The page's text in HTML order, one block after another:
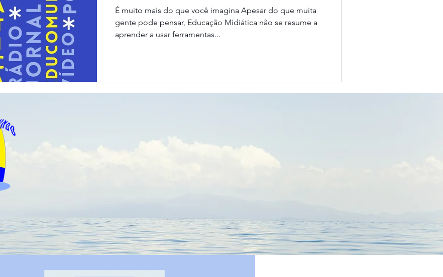
É muito mais do que você imagina Apesar do que muita
gente pode pensar, Educação Midiática não se resume a
aprender a usar ferramentas...